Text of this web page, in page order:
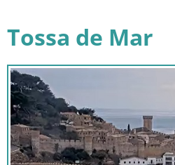
Tossa de Mar